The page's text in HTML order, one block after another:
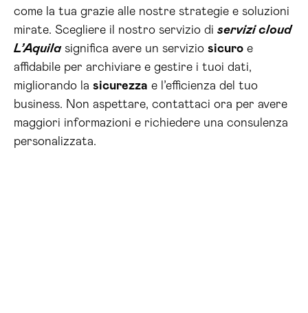
come la tua grazie alle nostre strategie e soluzioni
mirate. Scegliere il nostro servizio di servizi cloud
L’Aquilasignifica avere un servizio sicuro e
affidabile per archiviare e gestire i tuoi dati,
migliorando la sicurezza e l’efficienza del tuo
business. Non aspettare, contattaci ora per avere
maggiori informazioni e richiedere una consulenza
personalizzata.